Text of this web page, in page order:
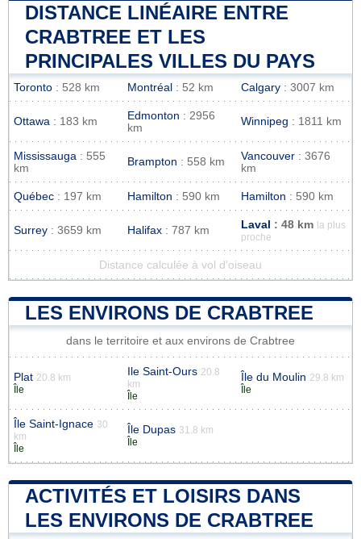
DISTANCE LINÉAIRE ENTRE
CRABTREE ET LES
PRINCIPALES VILLES DU PAYS
Toronto : 528 km Montréal : 52 km Calgary : 3007 km
Ottawa : 183 km Edmonton : 2956
km
Winnipeg : 1811 km
Mississauga : 555
km
Brampton : 558 km Vancouver : 3676
km
Québec : 197 km Hamilton : 590 km Hamilton : 590 km
Surrey : 3659 km Halifax : 787 km Laval : 48 km
la plus
proche
Distance calculée à vol d'oiseau
LES ENVIRONS DE CRABTREE
dans le territoire et aux environs de Crabtree
Plat 20.8 km
Île
Ile Saint-Ours 20.8
km
Île
Île du Moulin 29.8 km
Île
Île Saint-Ignace 30
km
Île
Île Dupas 31.8 km
Île
ACTIVITÉS ET LOISIRS DANS
LES ENVIRONS DE CRABTREE